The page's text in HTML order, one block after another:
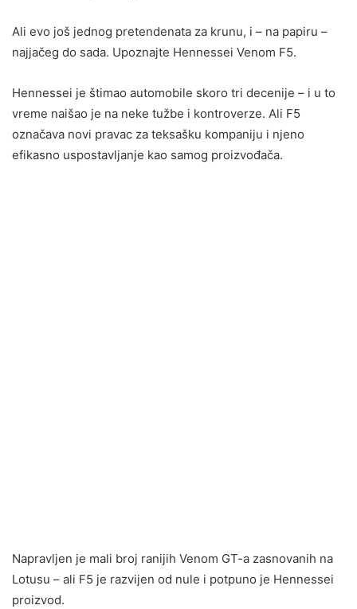
Ali evo još jednog pretendenata za krunu, i – na papiru –
najjačeg do sada. Upoznajte Hennessei Venom F5.
Hennessei je štimao automobile skoro tri decenije – i u to
vreme naišao je na neke tužbe i kontroverze. Ali F5
označava novi pravac za teksašku kompaniju i njeno
efikasno uspostavljanje kao samog proizvođača.
Napravljen je mali broj ranijih Venom GT-a zasnovanih na
Lotusu – ali F5 je razvijen od nule i potpuno je Hennessei
proizvod.